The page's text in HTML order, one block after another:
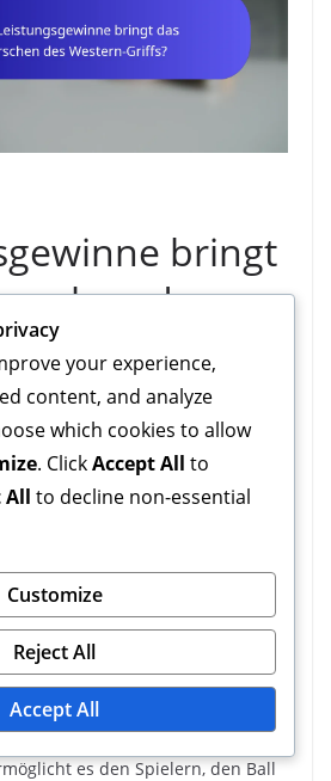
bringt
des
Western-Griffs kann Ihre Leistung
insbesondere in
Tennis, erheblich verbessern.
die Schussgenauigkeit, die
während er das
Genauigkeit
im Sport
es den Spielern, den Ball
your experience,
content, and analyze
which cookies to allow
. ClickAccept All to
All to decline non-essential
Customize
Reject All
Accept All